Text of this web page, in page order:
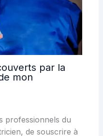
par la
mon
professionnels du
de souscrire à